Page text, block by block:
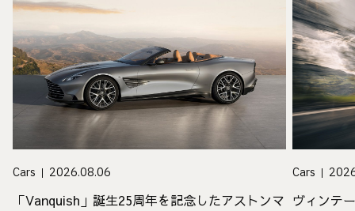
Cars 2026.08.06
「Vanquish」誕生25周年を記念したアストンマ
Cars
ヴィンテ